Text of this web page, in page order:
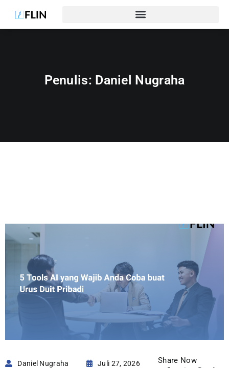
Penulis: Daniel Nugraha
Daniel Nugraha
Juli 27, 2026
Share Now